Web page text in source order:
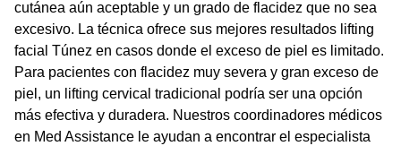
cutánea aún aceptable y un grado de flacidez que no sea
excesivo. La técnica ofrece sus mejores resultados lifting
facial Túnez en casos donde el exceso de piel es limitado.
Para pacientes con flacidez muy severa y gran exceso de
piel, un lifting cervical tradicional podría ser una opción
más efectiva y duradera. Nuestros coordinadores médicos
en Med Assistance le ayudan a encontrar el especialista